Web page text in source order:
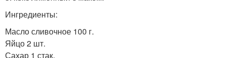
Ингредиенты:
Масло сливочное 100 г.
Яйцо 2 шт.
Сахар 1 стак.